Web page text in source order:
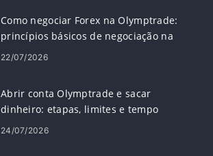
Como negociar Forex na Olymptrade:
princípios básicos de negociação na
plataforma
22/07/2026
Abrir conta Olymptrade e sacar
dinheiro: etapas, limites e tempo
24/07/2026